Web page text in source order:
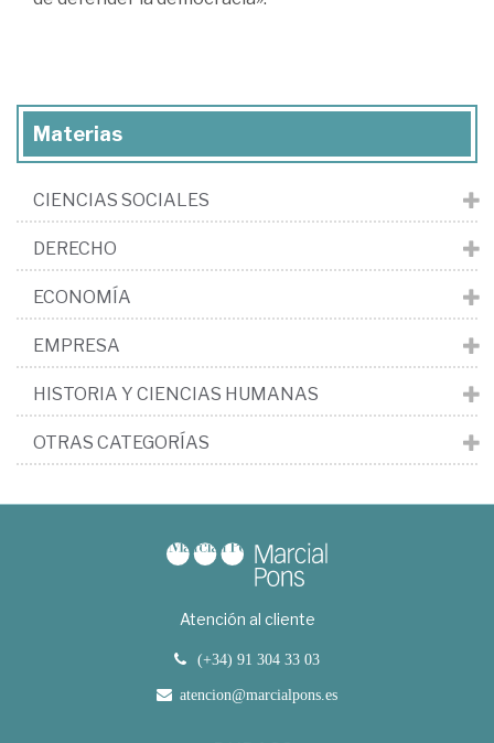
Materias
CIENCIAS SOCIALES
DERECHO
ECONOMÍA
EMPRESA
HISTORIA Y CIENCIAS HUMANAS
OTRAS CATEGORÍAS
Atención al cliente
(+34) 91 304 33 03
atencion@marcialpons.es